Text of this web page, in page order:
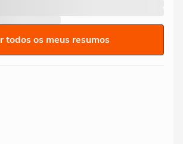
todos os meus resumos